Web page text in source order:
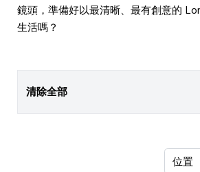
鏡頭，準備好以最清晰、最有創意的
生活嗎？
清除全部